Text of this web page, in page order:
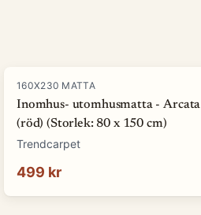
160X230 MATTA
Inomhus- utomhusmatta - Arcata
(röd) (Storlek: 80 x 150 cm)
Trendcarpet
499 kr